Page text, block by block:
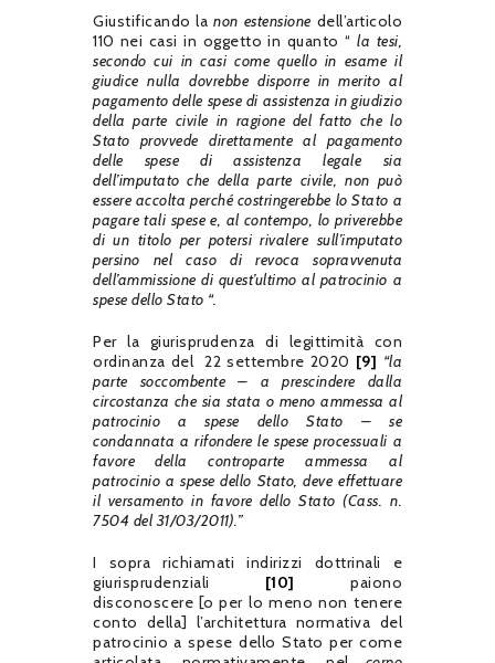
Giustificando lanon estensione dell’articolo
110 nei casi in oggetto in quanto “la tesi,
secondo cui in casi come quello in esame il
giudice nulla dovrebbe disporre in merito al
pagamento delle spese di assistenza in giudizio
della parte civile in ragione del fatto che lo
Stato provvede direttamente al pagamento
delle spese di assistenza legale sia
dell’imputato che della parte civile, non può
essere accolta perché costringerebbe lo Stato a
pagare tali spese e, al contempo, lo priverebbe
di un titolo per potersi rivalere sull’imputato
persino nel caso di revoca sopravvenuta
dell’ammissione di quest’ultimo al patrocinio a
spese dello Stato “.
Per la giurisprudenza di legittimità con
ordinanza del 22 settembre 2020 [9] “la
parte soccombente – a prescindere dalla
circostanza che sia stata o meno ammessa al
patrocinio a spese dello Stato – se
condannata a rifondere le spese processuali a
favore della controparte ammessa al
patrocinio a spese dello Stato, deve effettuare
il versamento in favore dello Stato (Cass. n.
7504 del 31/03/2011).”
I sopra richiamati indirizzi dottrinali e
giurisprudenziali [10] paiono
disconoscere [o per lo meno non tenere
conto della] l’architettura normativa del
patrocinio a spese dello Stato per come